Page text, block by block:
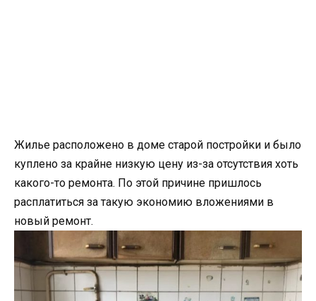
Жилье расположено в доме старой постройки и было
куплено за крайне низкую цену из-за отсутствия хоть
какого-то ремонта. По этой причине пришлось
расплатиться за такую экономию вложениями в
новый ремонт.